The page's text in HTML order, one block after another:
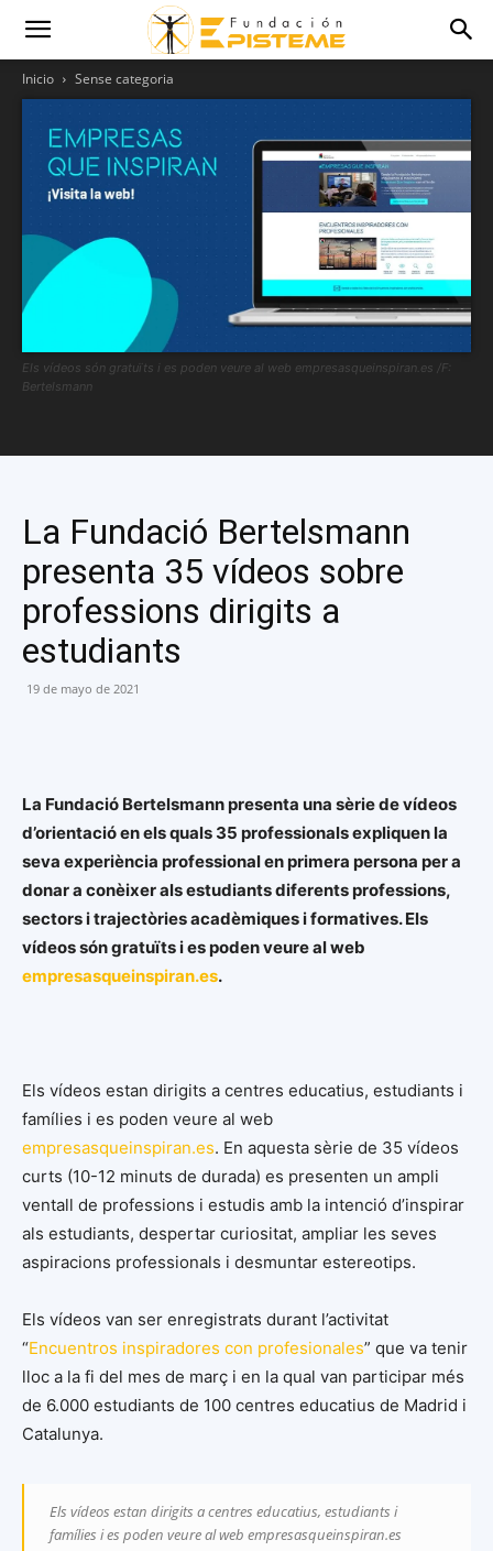
Inicio Sense categoria
Els vídeos són gratuïts i es poden veure al web empresasqueinspiran.es /F:
Bertelsmann
La Fundació Bertelsmann
presenta 35 vídeos sobre
professions dirigits a
estudiants
19 de mayo de 2021
La Fundació Bertelsmann presenta una sèrie de vídeos
d’orientació en els quals 35 professionals expliquen la
seva experiència professional en primera persona per a
donar a conèixer als estudiants diferents professions,
sectors i trajectòries acadèmiques i formatives. Els
vídeos són gratuïts i es poden veure al web
empresasqueinspiran.es.
Els vídeos estan dirigits a centres educatius, estudiants i
famílies i es poden veure al web
empresasqueinspiran.es. En aquesta sèrie de 35 vídeos
curts (10-12 minuts de durada) es presenten un ampli
ventall de professions i estudis amb la intenció d’inspirar
als estudiants, despertar curiositat, ampliar les seves
aspiracions professionals i desmuntar estereotips.
Els vídeos van ser enregistrats durant l’activitat
“Encuentros inspiradores con profesionales” que va tenir
lloc a la fi del mes de març i en la qual van participar més
de 6.000 estudiants de 100 centres educatius de Madrid i
Catalunya.
Els vídeos estan dirigits a centres educatius, estudiants i
famílies i es poden veure al web empresasqueinspiran.es